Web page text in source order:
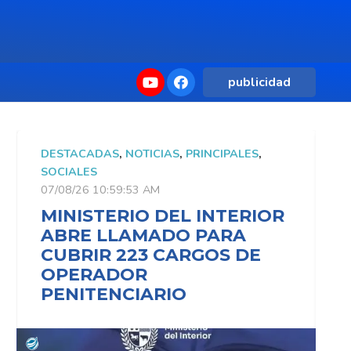
publicidad
DESTACADAS, NOTICIAS, PRINCIPALES,
SOCIALES
07/08/26 10:59:53 AM
MINISTERIO DEL INTERIOR
ABRE LLAMADO PARA
CUBRIR 223 CARGOS DE
OPERADOR
PENITENCIARIO